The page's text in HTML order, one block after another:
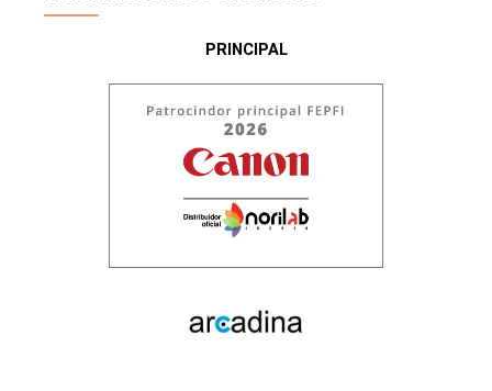
PRINCIPAL